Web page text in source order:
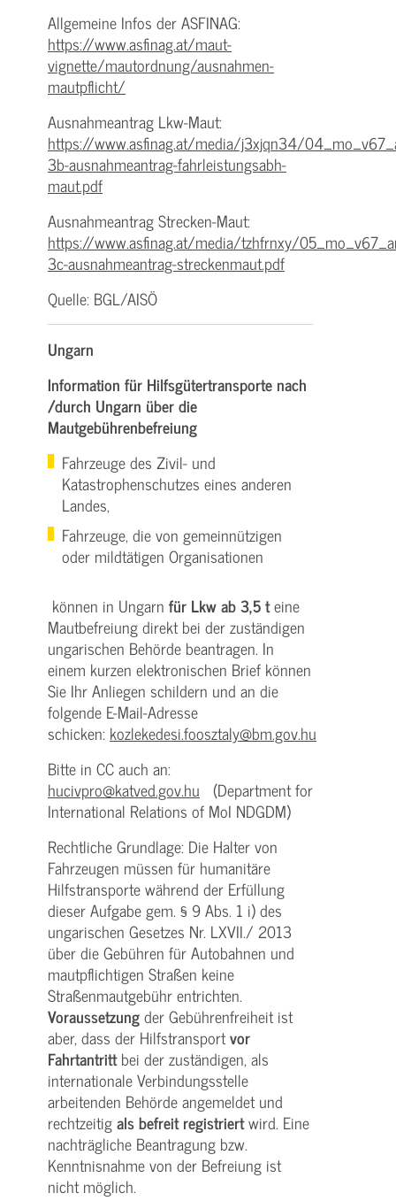
Allgemeine Infos der ASFINAG:
https://www.asfinag.at/maut-
vignette/mautordnung/ausnahmen-
mautpflicht/
Ausnahmeantrag Lkw-Maut:
https://www.asfinag.at/media/j3xjqn34/
3b-ausnahmeantrag-fahrleistungsabh-
maut.pdf
Ausnahmeantrag Strecken-Maut:
https://www.asfinag.at/media/tzhfrnxy/
3c-ausnahmeantrag-streckenmaut.pdf
Quelle: BGL/AISÖ
Ungarn
Information für Hilfsgütertransporte nach
/durch Ungarn über die
Mautgebührenbefreiung
Fahrzeuge des Zivil- und
Katastrophenschutzes eines anderen
Landes,
Fahrzeuge, die von gemeinnützigen
oder mildtätigen Organisationen
können in Ungarn für Lkw ab 3,5 teine
Mautbefreiung direkt bei der zuständigen
ungarischen Behörde beantragen. In
einem kurzen elektronischen Brief können
Sie Ihr Anliegen schildern und an die
folgende E-Mail-Adresse
schicken: kozlekedesi.foosztaly@bm.gov.hu
Bitte in CC auch an:
hucivpro@katved.gov.hu (Department for
International Relations of MoI NDGDM)
Rechtliche Grundlage: Die Halter von
Fahrzeugen müssen für humanitäre
Hilfstransporte während der Erfüllung
dieser Aufgabe gem. § 9 Abs. 1 i) des
ungarischen Gesetzes Nr. LXVII./ 2013
über die Gebühren für Autobahnen und
mautpflichtigen Straßen keine
Straßenmautgebühr entrichten.
Voraussetzungder Gebührenfreiheit ist
aber, dass der Hilfstransportvor
Fahrtantrittbei der zuständigen, als
internationale Verbindungsstelle
arbeitenden Behörde angemeldet und
rechtzeitigals befreit registriertwird. Eine
nachträgliche Beantragung bzw.
Kenntnisnahme von der Befreiung ist
nicht möglich.